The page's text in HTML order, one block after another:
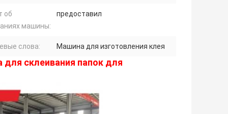
об
машины:
предоставил
слова: Машина для изготовления клея
для склеивания папок для